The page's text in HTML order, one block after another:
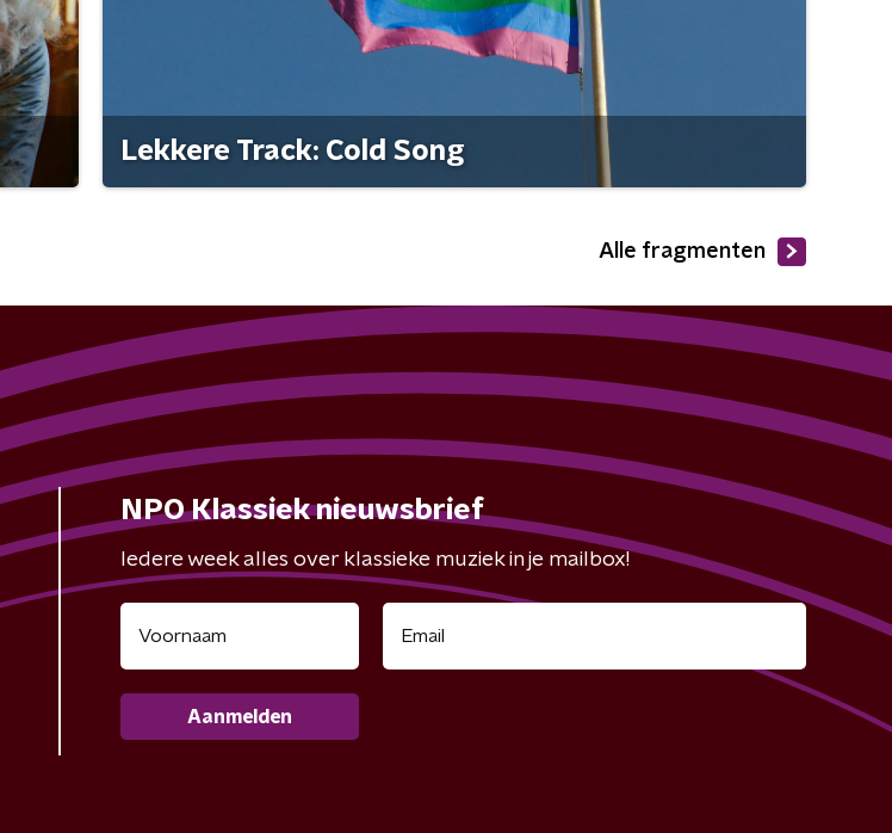
Lekkere Track: Cold Song
Alle fragmenten
NPO Klassiek nieuwsbrief
Iedere week alles over klassieke muziek in je mailbox!
Aanmelden